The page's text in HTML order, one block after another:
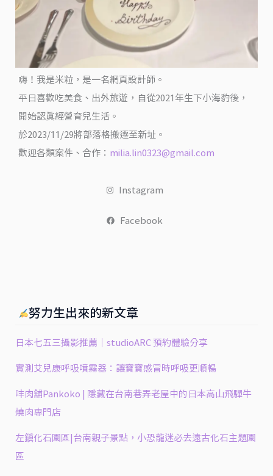
久
位
老
牌
牛
排
貨
嗨！我是米粒，是一名網頁設計師。
平日喜歡吃美食、出外旅遊，自從2021年生下小海豹後，
開始認真經營育兒生活。
於2023/11/29將部落格搬遷至新址。
歡迎各類案件、合作： milia.lin0323@gmail.com
Instagram
Facebook
努力生出來的新文章
日本七五三攝影推薦｜studioARC 預約體驗分享
實測艾兒康呼吸噴霧器：讓寶寶感冒時呼吸更順暢
㕩肉舖Pankoko | 隱藏在台南巷弄老屋中的日本高山飛驒牛
燒肉專門店
左鎮化石園區|台南親子景點，小恐龍迷必去遠古化石主題園
區